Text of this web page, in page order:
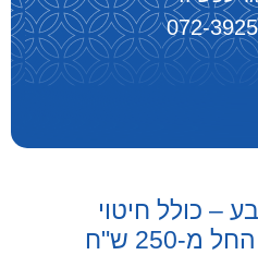
072-
– כולל חיטוי
250 ש"ח